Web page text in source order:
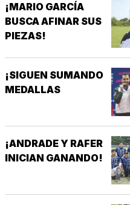
¡MARIO GARCÍA
BUSCA AFINAR SUS
PIEZAS!
¡SIGUEN SUMANDO
MEDALLAS
¡ANDRADE Y RAFER
INICIAN GANANDO!